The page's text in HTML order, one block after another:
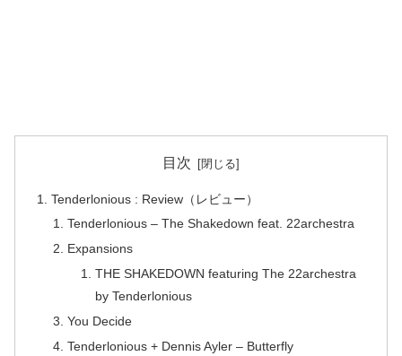
目次
Tenderlonious : Review（レビュー）
Tenderlonious – The Shakedown feat. 22archestra
Expansions
THE SHAKEDOWN featuring The 22archestra
by Tenderlonious
You Decide
Tenderlonious + Dennis Ayler – Butterfly